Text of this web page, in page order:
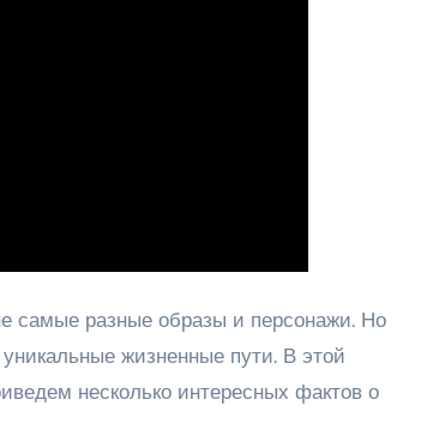
самые разные образы и персонажи. Но
жизненные пути. В этой
несколько интересных фактов о